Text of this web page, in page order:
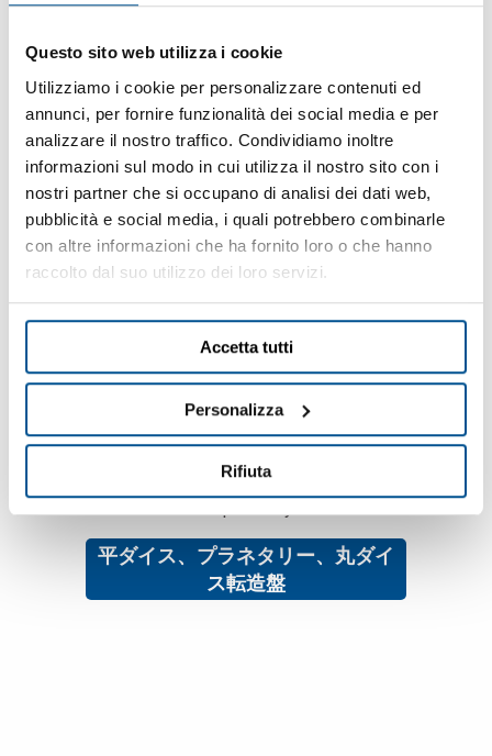
Questo sito web utilizza i cookie
Utilizziamo i cookie per personalizzare contenuti ed
annunci, per fornire funzionalità dei social media e per
analizzare il nostro traffico. Condividiamo inoltre
informazioni sul modo in cui utilizza il nostro sito con i
nostri partner che si occupano di analisi dei dati web,
pubblicità e social media, i quali potrebbero combinarle
con altre informazioni che ha fornito loro o che hanno
raccolto dal suo utilizzo dei loro servizi.
Accetta tutti
Personalizza
Rifiuta
能になり、生産性の向上に使用できます。
私たちのゴールは、ねじ、ナット、リベット、ボール、ローラ
ー、その他の冷間成形製品の最高の生産性と製造品質を達成する
ステムは、毎月何百万もの部品が生産される際の効率的な機械、
金型、品質をモニタリングするための鍵となります。
シングル、ダブル、マルチブロー
ヘッダー
マルチステーションヘッダーとボ
ルトメーカー
平ダイス、プラネタリー、丸ダイ
ス転造盤